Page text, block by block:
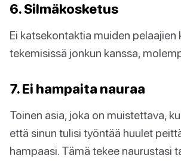
6. Silmäkosketus
Ei katsekontaktia muiden pelaajien
tekemisissä jonkun kanssa,
7. Ei hampaita nauraa
Toinen asia, joka on muistettava,
että sinun tulisi työntää huulet
hampaasi. Tämä tekee naurustasi